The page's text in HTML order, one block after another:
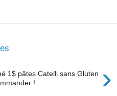
›
1$ pâtes Catelli sans Gluten
!